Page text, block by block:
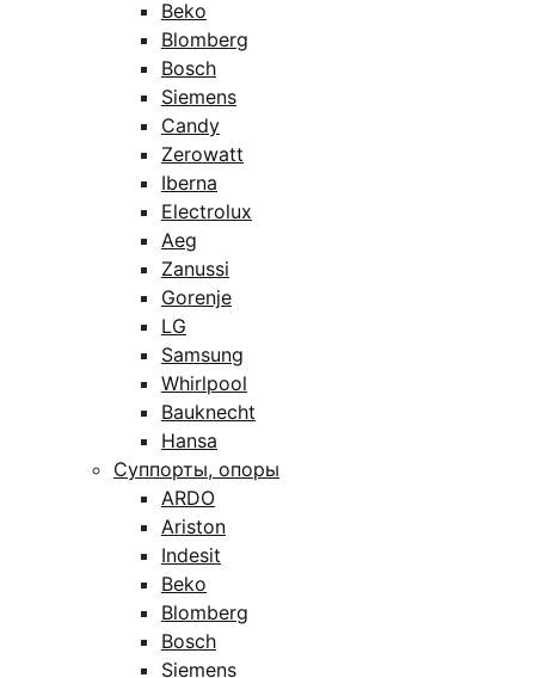
Beko
Blomberg
Bosch
Siemens
Candy
Zerowatt
Iberna
Electrolux
Aeg
Zanussi
Gorenje
LG
Samsung
Whirlpool
Bauknecht
Hansa
Суппорты, опоры
ARDO
Ariston
Indesit
Beko
Blomberg
Bosch
Siemens